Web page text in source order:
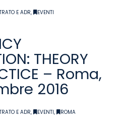
E ADR, EVENTI
THEORY
– Roma,
2016
E ADR, EVENTI, ROMA